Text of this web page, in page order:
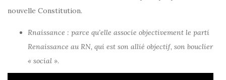
nouvelle Constitution.
Rnaissance : parce qu’elle associe objectivement le parti
Renaissance au RN, qui est son allié objectif, son bouclier
« social ».